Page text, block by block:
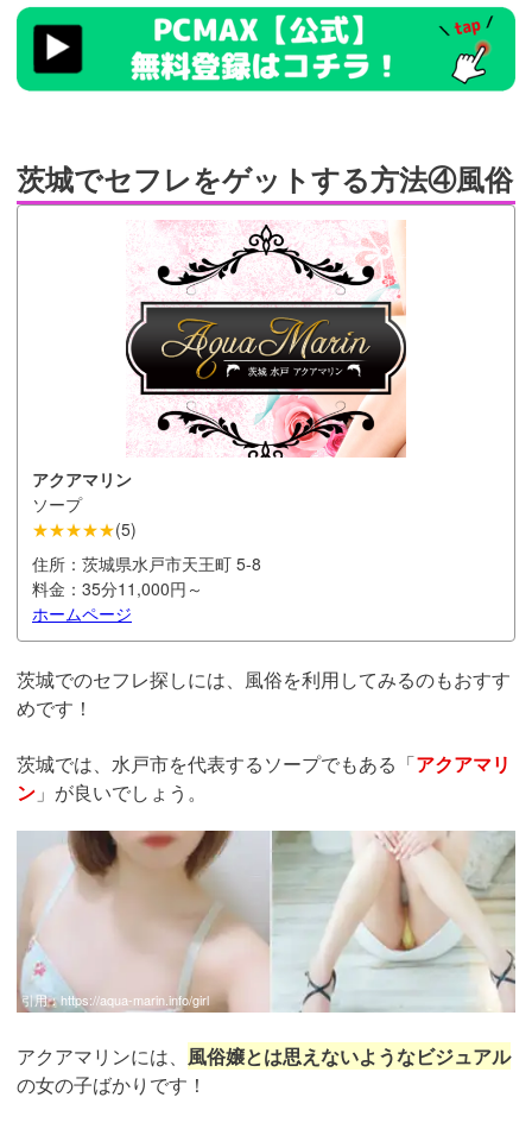
https://pcmax.jp/lp/?
ad_id=rm327007
茨城でセフレをゲットする方法④風俗
アクアマリン
ソープ
★★★★★(5)
住所： 茨城県水戸市天王町 5-8
料金： 35分11,000円～
ホームページ
茨城でのセフレ探しには、風俗を利用してみるのもおすす
めです！
茨城では、水戸市を代表するソープでもある「アクアマリ
ン 」が良いでしょう。
引用：https://aqua-marin.info/girl
アクアマリンには、 風俗嬢とは思えないようなビジュアル
の女の子ばかりです！